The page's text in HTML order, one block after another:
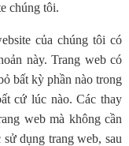
chúng tôi.
của chúng tôi có
này. Trang web có
bất kỳ phần nào trong
cứ lúc nào. Các thay
web mà không cần
dụng trang web, sau